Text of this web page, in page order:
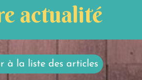
actualité
à la liste des articles